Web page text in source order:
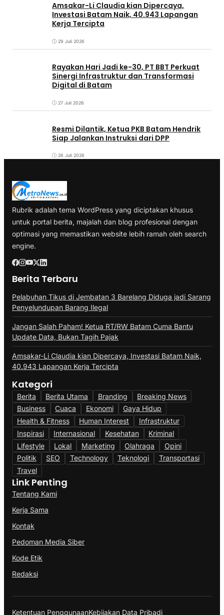
Amsakar-Li Claudia kian Dipercaya,
Investasi Batam Naik, 40.943 Lapangan
Kerja Tercipta
29 Juli 2026
Rayakan Hari Jadi ke-30, PT BBT Perkuat
Sinergi Infrastruktur dan Transformasi
Digital di Batam
27 Juli 2026
Resmi Dilantik, Ketua PKB Batam Hendrik
Siap Jalankan Instruksi dari DPP
26 Juli 2026
Rubrik adalah tema WordPress yang diciptakan khusus
untuk portal berita, majalah dan blog profesional dengan
optimasi yang memastikan website lebih ramah oleh search
engine.
Berita Terbaru
Pelabuhan Tikus di Jembatan 3 Barelang Diduga jadi Sarang
Penyelundupan Barang Ilegal
Jangan Salah Paham! Ketua RT/RW Batam Cuma Bantu
Update Data, Bukan Tagih Pajak
Amsakar-Li Claudia kian Dipercaya, Investasi Batam Naik,
40.943 Lapangan Kerja Tercipta
Kategori
Berita Berita Utama Branding
Breaking News
Business
Cuaca Ekonomi
Gaya Hidup
Health & Fitness
Human Interest
Infrastruktur
Inspirasi
Internasional Kesehatan
Kriminal
Lifestyle
Lokal Marketing Olahraga
Opini
Politik
SEO Technology Teknologi
Transportasi
Travel
Link Penting
Tentang Kami
Kerja Sama
Kontak
Pedoman Media Siber
Kode Etik
Redaksi
Ketentuan PenggunaanKebijakan Data Pribadi